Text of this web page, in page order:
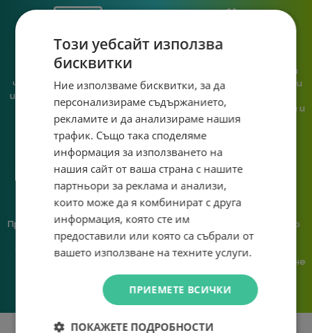
При нас говориш с реален
човек, не с чатбот, когато
имаш нужда от консултация
или справяне с проблем.
Сглобяваме, поддържаме и
обслужваме. Като магазин и
гарантираме бърза реакция и
познаване на твоята
Предлагаме различни методи
на плащане, включително
възможност за плащане с
Ние сме малък екип и точно
затова поемаме лична
отговорност за всяка
поръчка. Ако има проблем – не
го прехвърляме, а го
решаваме.
Този уебсайт използва
бисквитки
Ние използваме бисквитки, за да
персонализираме съдържанието,
рекламите и да анализираме нашия
трафик. Също така споделяме
информация за използването на
нашия сайт от ваша страна с нашите
партньори за реклама и анализи,
които може да я комбинират с друга
информация, която сте им
предоставили или която са събрали от
вашето използване на техните услуги.
ПРИЕМЕТЕ ВСИЧКИ
ПОКАЖЕТЕ ПОДРОБНОСТИ